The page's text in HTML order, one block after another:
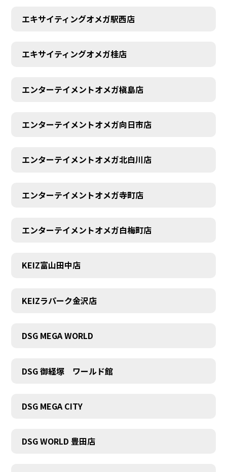
エキサイティングオメガ駅西店
エキサイティングオメガ桂店
エンターテイメントオメガ槇島店
エンターテイメントオメガ向日市店
エンターテイメントオメガ北白川店
エンターテイメントオメガ寺町店
エンターテイメントオメガ白梅町店
KEIZ富山田中店
KEIZラパーク金沢店
DSG MEGA WORLD
DSG 御経塚 ワールド館
DSG MEGA CITY
DSG WORLD 豊田店